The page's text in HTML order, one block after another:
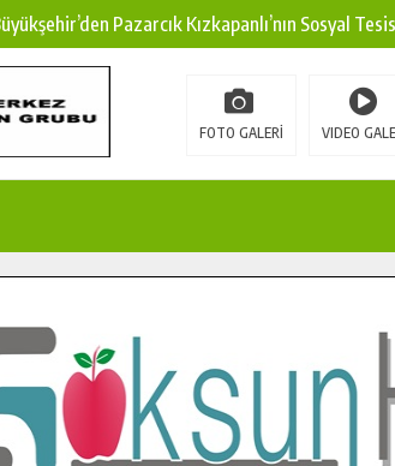
Pazarcık Kızkapanlı’nın Sosyal
Pazarcık Kırsalına Modern Ulaşım
KSÜ’ye Uluslararası Başarı: Edinilen Bilgi
Jandarma Komutanı Karakaya’dan Başkan
Yeni Köprüsünde Sona Doğru.
FOTO GALERİ VIDEO